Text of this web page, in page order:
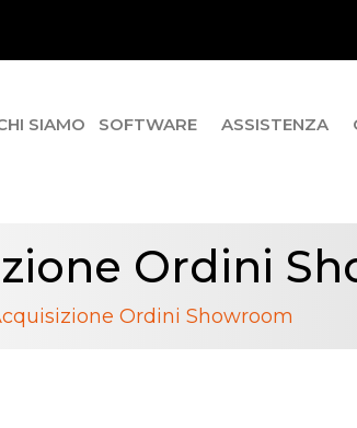
SIAMO SOFTWARE ASSISTENZA
Ordini
Ordini Showroom